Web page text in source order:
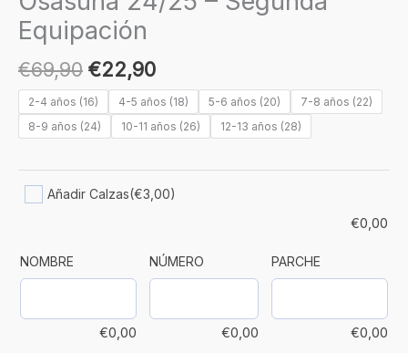
Equipación
€69,90 €22,90
2-4 años (16) 4-5 años (18) 5-6 años (20)
7-8 años (22)
8-9 años (24)
10-11 años (26) 12-13 años (28)
Añadir Calzas(€3,00)
€0,00
NOMBRE
€0,00
NÚMERO
€0,00
PARCHE
€0,00